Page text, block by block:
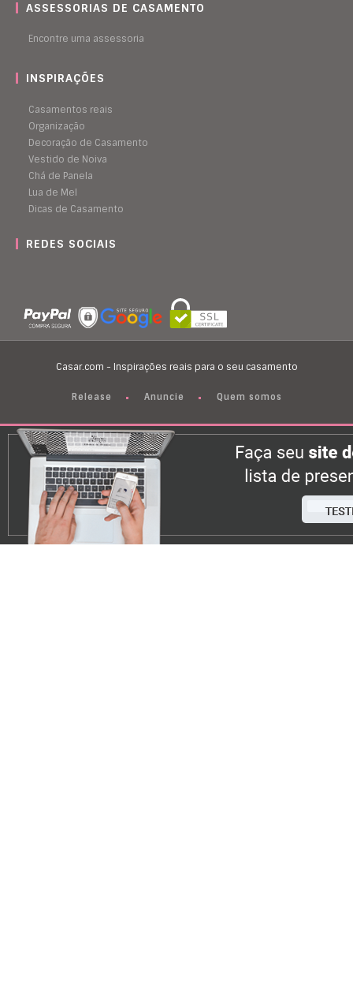
ASSESSORIAS DE CASAMENTO
Encontre uma assessoria
INSPIRAÇÕES
Casamentos reais
Organização
Decoração de Casamento
Vestido de Noiva
Chá de Panela
Lua de Mel
Dicas de Casamento
REDES SOCIAIS
Casar.com - Inspirações reais para o seu casamento
Release Anuncie Quem somos